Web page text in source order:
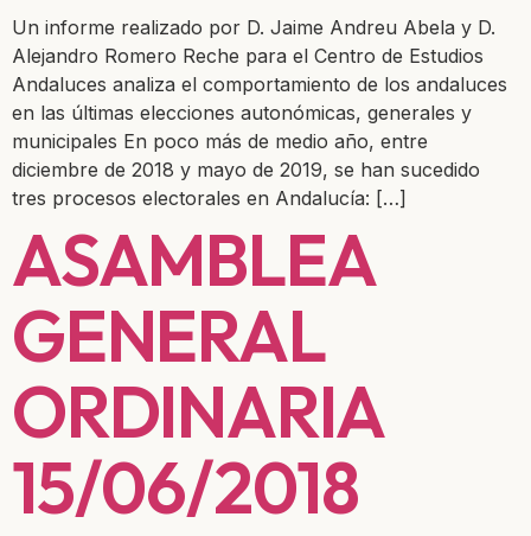
Un informe realizado por D. Jaime Andreu Abela y D.
Alejandro Romero Reche para el Centro de Estudios
Andaluces analiza el comportamiento de los andaluces
en las últimas elecciones autonómicas, generales y
municipales En poco más de medio año, entre
diciembre de 2018 y mayo de 2019, se han sucedido
tres procesos electorales en Andalucía: […]
ASAMBLEA
GENERAL
ORDINARIA
15/06/2018